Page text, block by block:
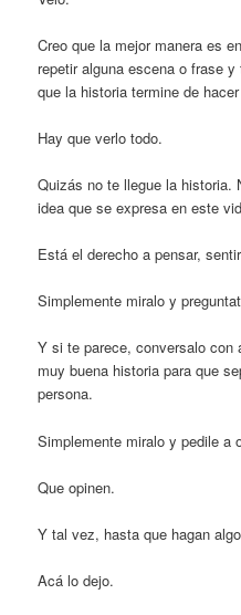
Creo que la mejor manera es
repetir alguna escena o frase
que la historia termine de
Hay que verlo todo.
Quizás no te llegue la historia.
idea que se expresa en este
Está el derecho a pensar,
Simplemente miralo y
Y si te parece, conversalo con
muy buena historia para que
persona.
Simplemente miralo y pedile a
Que opinen.
Y tal vez, hasta que hagan
Acá lo dejo.